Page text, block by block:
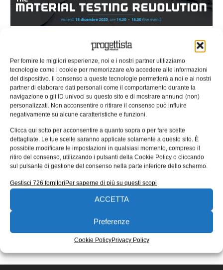
Per fornire le migliori esperienze, noi e i nostri partner utilizziamo
tecnologie come i cookie per memorizzare e/o accedere alle informazioni
del dispositivo. Il consenso a queste tecnologie permetterà a noi e ai nostri
partner di elaborare dati personali come il comportamento durante la
navigazione o gli ID univoci su questo sito e di mostrare annunci (non)
personalizzati. Non acconsentire o ritirare il consenso può influire
negativamente su alcune caratteristiche e funzioni.
Clicca qui sotto per acconsentire a quanto sopra o per fare scelte
dettagliate. Le tue scelte saranno applicate solamente a questo sito. È
possibile modificare le impostazioni in qualsiasi momento, compreso il
ritiro del consenso, utilizzando i pulsanti della Cookie Policy o cliccando
sul pulsante di gestione del consenso nella parte inferiore dello schermo.
Gestisci 726 fornitoriPer saperne di più su questi scopi
ACCETTA
Preferenze
Cookie PolicyPrivacy Policy
Evento online gratuito. Material
Testing, Materiali Innovativi e
Additive Manufacturing: prospettive
future
Save the date: Ven, 18 dicembre 2020 Ore 14:30 – 16:30
Un evento online gratuito per parlare di Material Testing,
Materiali
Emanuela Bianchi 16/12/2020
EDICOLA WEB
ISCRIVITI ALLA NEWSLETTER